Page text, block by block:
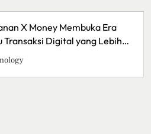
Lawar Bali, Kuliner Tradisional yang
Sarat Cita Rasa
Culinary